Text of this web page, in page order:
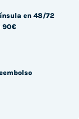
en 48/72
90€